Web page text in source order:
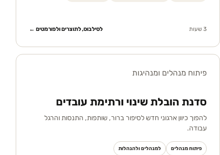
3 שעות לסילבוס, לתוצרים ולפורמטים ←
פיתוח מנהלים ומנהיגות
סדנת הובלת שינוי ורתימת עובדים
להפוך כיוון ארגוני חדש לסיפור ברור, שותפות, התנסות והרגל
עבודה.
פיתוח מנהלים למנהלים ולהנהלות